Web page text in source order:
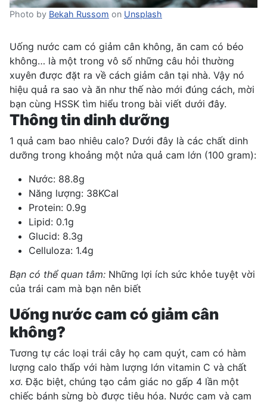
Photo by Bekah Russom on Unsplash
Uống nước cam có giảm cân không, ăn cam có béo
không… là một trong vô số những câu hỏi thường
xuyên được đặt ra về cách giảm cân tại nhà. Vậy nó
hiệu quả ra sao và ăn như thế nào mới đúng cách, mời
bạn cùng HSSK tìm hiểu trong bài viết dưới đây.
Thông tin dinh dưỡng
1 quả cam bao nhiêu calo? Dưới đây là các chất dinh
dưỡng trong khoảng một nửa quả cam lớn (100 gram):
Nước: 88.8g
Năng lượng: 38KCal
Protein: 0.9g
Lipid: 0.1g
Glucid: 8.3g
Celluloza: 1.4g
Bạn có thể quan tâm: Những lợi ích sức khỏe tuyệt vời
của trái cam mà bạn nên biết
Uống nước cam có giảm cân
không?
Tương tự các loại trái cây họ cam quýt, cam có hàm
lượng calo thấp với hàm lượng lớn vitamin C và chất
xơ. Đặc biệt, chúng tạo cảm giác no gấp 4 lần một
chiếc bánh sừng bò được tiêu hóa. Nước cam và cam